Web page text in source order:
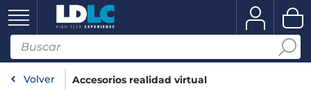
Volver Accesorios realidad virtual